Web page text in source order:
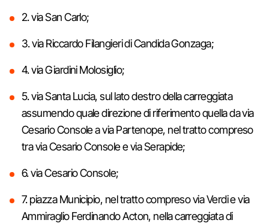
2. via San Carlo;
3. via Riccardo Filangieri di Candida Gonzaga;
4. via Giardini Molosiglio;
5. via Santa Lucia, sul lato destro della carreggiata
assumendo quale direzione di riferimento quella da via
Cesario Console a via Partenope, nel tratto compreso
tra via Cesario Console e via Serapide;
6. via Cesario Console;
7. piazza Municipio, nel tratto compreso via Verdi e via
Ammiraglio Ferdinando Acton, nella carreggiata di